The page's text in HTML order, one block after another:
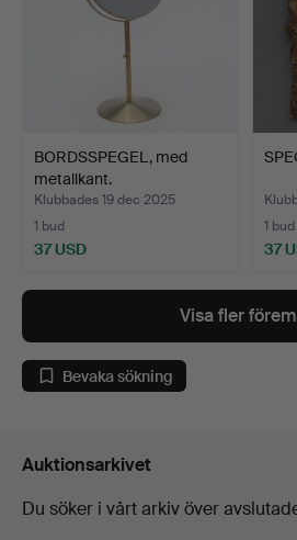
BORDSSPEGEL, med
metallkant.
Klubbades 19 dec 2025
1 bud
37 USD
1 bud
37
Visa fler
Bevaka sökning
Auktionsarkivet
Du söker i vårt arkiv över